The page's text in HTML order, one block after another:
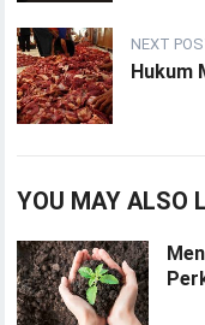
NEXT
Hukum
YOU MAY ALSO